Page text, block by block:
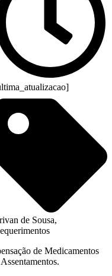
de Sousa,
de Medicamentos